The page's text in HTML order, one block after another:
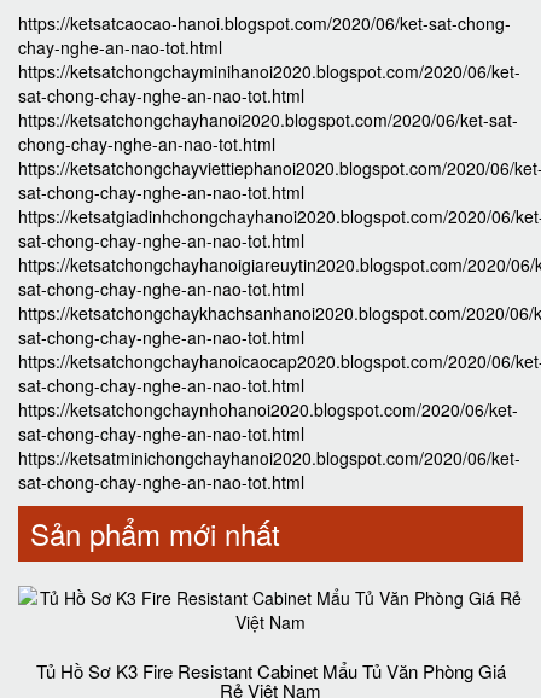
https://ketsatcaocao-hanoi.blogspot.com/2020/06/ket-sat-chong-
chay-nghe-an-nao-tot.html
https://ketsatchongchayminihanoi2020.blogspot.com/2020/06/ket-
sat-chong-chay-nghe-an-nao-tot.html
https://ketsatchongchayhanoi2020.blogspot.com/2020/06/ket-sat-
chong-chay-nghe-an-nao-tot.html
https://ketsatchongchayviettiephanoi2020.blogspot.com/2020/06/
sat-chong-chay-nghe-an-nao-tot.html
https://ketsatgiadinhchongchayhanoi2020.blogspot.com/2020/06/
sat-chong-chay-nghe-an-nao-tot.html
https://ketsatchongchayhanoigiareuytin2020.blogspot.com/2020/06/
sat-chong-chay-nghe-an-nao-tot.html
https://ketsatchongchaykhachsanhanoi2020.blogspot.com/2020/06/
sat-chong-chay-nghe-an-nao-tot.html
https://ketsatchongchayhanoicaocap2020.blogspot.com/2020/06/
sat-chong-chay-nghe-an-nao-tot.html
https://ketsatchongchaynhohanoi2020.blogspot.com/2020/06/ket-
sat-chong-chay-nghe-an-nao-tot.html
https://ketsatminichongchayhanoi2020.blogspot.com/2020/06/ket-
sat-chong-chay-nghe-an-nao-tot.html
Sản phẩm mới nhất
Tủ Hồ Sơ K3 Fire Resistant Cabinet Mẩu Tủ Văn Phòng Giá
Rẻ Việt Nam